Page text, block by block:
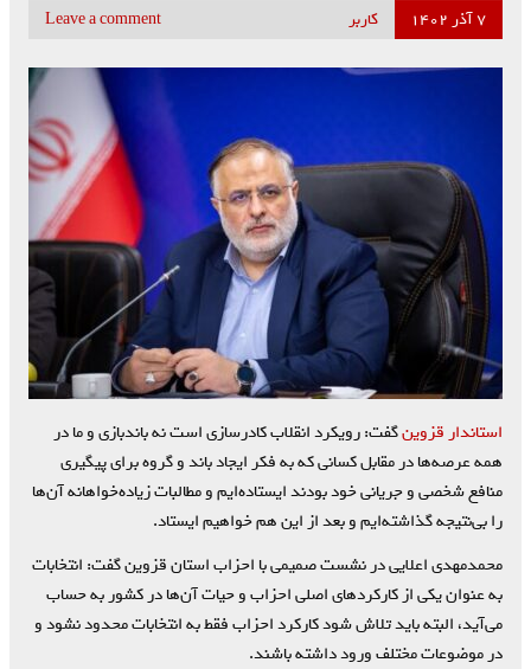
۷ آذر ۱۴۰۲ کاربر Leave a comment
استاندار قزوینگفت: رویکرد انقلاب کادرسازی است نه باندبازی و ما در
همه عرصه‌ها در مقابل کسانی که به فکر ایجاد باند و گروه برای پیگیری
منافع شخصی و جریانی خود بودند ایستاده‌ایم و مطالبات زیاده‌خواهانه آن‌ها
را بی‌نتیجه گذاشته‌ایم و بعد از این هم خواهیم ایستاد.
محمدمهدی اعلایی در نشست صمیمی با احزاب استان قزوین گفت: انتخابات
به عنوان یکی از کارکردهای اصلی احزاب و حیات آن‌ها در کشور به حساب
می‌آید، البته باید تلاش شود کارکرد احزاب فقط به انتخابات محدود نشود و
در موضوعات مختلف ورود داشته باشند.